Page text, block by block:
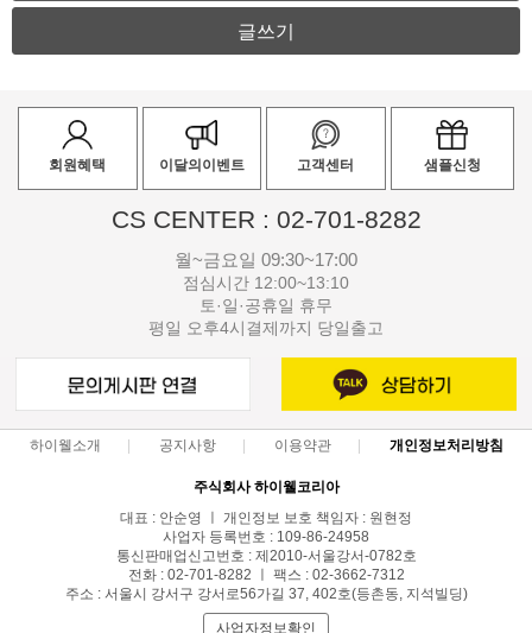
글쓰기
회원혜택 이달의이벤트 고객센터 샘플신청
CS CENTER : 02-701-8282
월~금요일 09:30~17:00
점심시간 12:00~13:10
토·일·공휴일 휴무
평일 오후4시결제까지 당일출고
하이웰소개 공지사항 이용약관 개인정보처리방침
주식회사 하이웰코리아
대표 : 안순영 ㅣ 개인정보 보호 책임자 : 원현정
사업자 등록번호 : 109-86-24958
통신판매업신고번호 : 제2010-서울강서-0782호
전화 : 02-701-8282 ㅣ 팩스 : 02-3662-7312
주소 : 서울시 강서구 강서로56가길 37, 402호(등촌동, 지석빌딩)
사업자정보확인